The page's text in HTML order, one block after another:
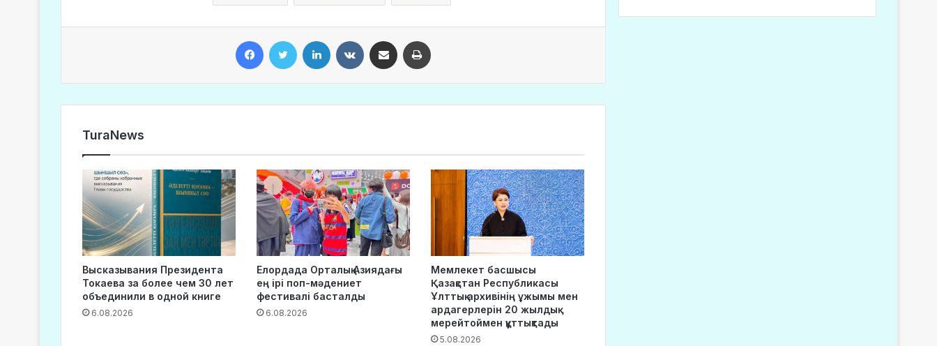
TuraNews
Высказывания Президента
Токаева за более чем 30 лет
объединили в одной книге
6.08.2026
Елордада Орталық Азиядағы
ең ірі поп-мәдениет
фестивалі басталды
6.08.2026
Мемлекет басшысы
Қазақстан Республикасы
Ұлттық архивінің ұжымы мен
ардагерлерін 20 жылдық
мерейтоймен құттықтады
5.08.2026